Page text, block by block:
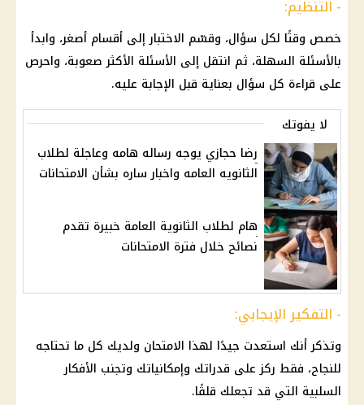
- التنظيم:
خصص وقتًا لكل سؤال، وقسّم الاختبار إلى أقسام أصغر، وابدأ
بالأسئلة السهلة، ثم انتقل إلى الأسئلة الأكثر صعوبة، واحرص
على قراءة كل سؤال بعناية قبل الإجابة عليه.
لا يفوتك
رضا حجازي يوجه رساله هامه وعاجلة لطلاب
الثانويه العامه واخبار ساره بشأن الامتحانات
هام لطلاب الثانوية العامة خبيرة تقدم
نصائح خلال فترة الامتحانات
- التفكير الإيجابي:
وتذكر أنك استعدت جيدًا لهذا الامتحان ولديك كل ما تحتاجه
للنجاح، فقط ركز على قدراتك وإمكانياتك وتجنب الأفكار
السلبية التي قد تجعلك قلقًا.